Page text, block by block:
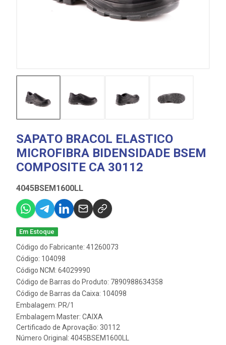
SAPATO BRACOL ELASTICO
MICROFIBRA BIDENSIDADE BSEM
COMPOSITE CA 30112
4045BSEM1600LL
Em Estoque
Código do Fabricante: 41260073
Código: 104098
Código NCM: 64029990
Código de Barras do Produto: 7890988634358
Código de Barras da Caixa: 104098
Embalagem: PR/1
Embalagem Master: CAIXA
Certificado de Aprovação: 30112
Número Original: 4045BSEM1600LL